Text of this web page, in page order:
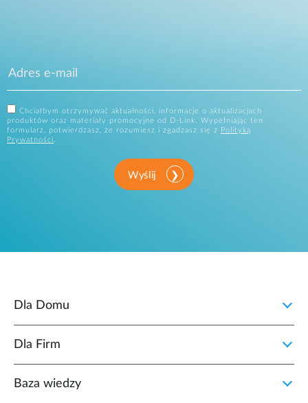
Chciałbym otrzymywać aktualności, informacje o aktualizacjach
produktów oraz materiały promocyjne od D-Link. Wypełniając ten
formularz, potwierdzasz, że rozumiesz i zgadzasz się z
Polityką
Prywatności.
Wyślij
Dla Domu
Dla Firm
Baza wiedzy